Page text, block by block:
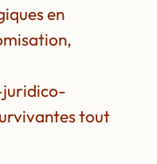
en
juridico-
tout